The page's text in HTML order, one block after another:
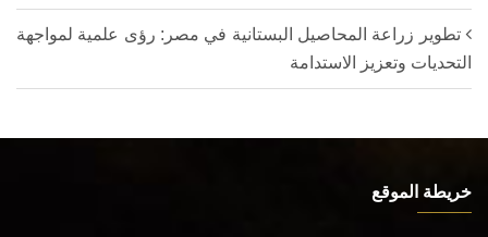
تطوير زراعة المحاصيل البستانية في مصر: رؤى علمية لمواجهة
التحديات وتعزيز الاستدامة
خريطة الموقع